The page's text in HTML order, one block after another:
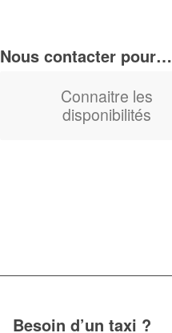
Nous contacter pour…
Connaitre les
disponibilités
Besoin d’un taxi ?